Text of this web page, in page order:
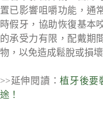
置已影響咀嚼功能，通
時假牙，協助恢復基本
的承受力有限，配戴期
物，以免造成鬆脫或損壞
>>延伸閱讀：植牙後要
途！